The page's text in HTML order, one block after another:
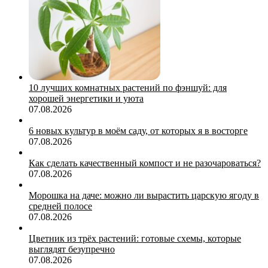
10 лучших комнатных растений по фэншуй: для
хорошей энергетики и уюта
07.08.2026
6 новых культур в моём саду, от которых я в восторге
07.08.2026
Как сделать качественный компост и не разочароваться?
07.08.2026
Морошка на даче: можно ли вырастить царскую ягоду в
средней полосе
07.08.2026
Цветник из трёх растений: готовые схемы, которые
выглядят безупречно
07.08.2026